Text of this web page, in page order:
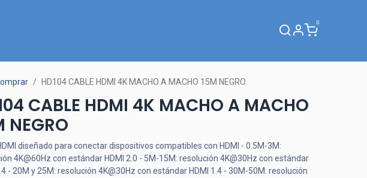
0
HD104 CABLE HDMI 4K MACHO A MACHO 15M NEGRO
CABLE HDMI 4K MACHO A MACHO
NEGRO
diseñado para conectar dispositivos compatibles con HDMI - 0.5M-3M:
4K@60Hz con estándar HDMI 2.0 - 5M-15M: resolución 4K@30Hz con estándar
- 20M y 25M: resolución 4K@30Hz con estándar HDMI 1.4 - 30M-50M: resolución